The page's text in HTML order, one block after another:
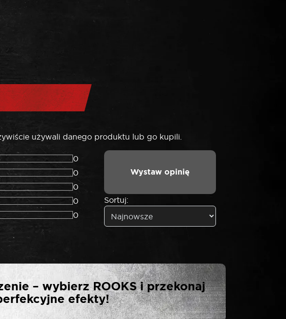
używali danego produktu lub go kupili.
0
0
0
0
0
Wystaw opinię
Sortuj:
NASADKA 1″ 12-
– wybierz ROOKS i przekonaj
efekty!